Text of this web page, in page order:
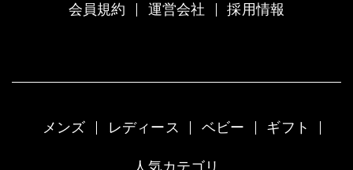
会員規約 運営会社 採用情報
メンズ レディース ベビー ギフト